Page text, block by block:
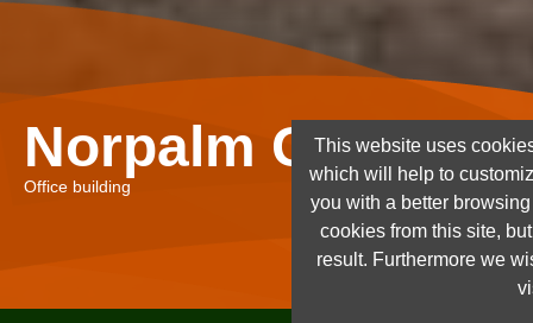
Norpalm Ghana
Office building
This website uses
which will help to
you with a better
cookies from this site,
result. Furthermore we